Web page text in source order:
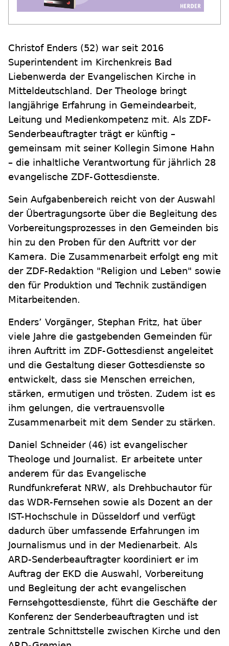
Christof Enders (52) war seit 2016
Superintendent im Kirchenkreis Bad
Liebenwerda der Evangelischen Kirche in
Mitteldeutschland. Der Theologe bringt
langjährige Erfahrung in Gemeindearbeit,
Leitung und Medienkompetenz mit. Als ZDF-
Senderbeauftragter trägt er künftig –
gemeinsam mit seiner Kollegin Simone Hahn
– die inhaltliche Verantwortung für jährlich 28
evangelische ZDF-Gottesdienste.
Sein Aufgabenbereich reicht von der Auswahl
der Übertragungsorte über die Begleitung des
Vorbereitungsprozesses in den Gemeinden bis
hin zu den Proben für den Auftritt vor der
Kamera. Die Zusammenarbeit erfolgt eng mit
der ZDF-Redaktion "Religion und Leben" sowie
den für Produktion und Technik zuständigen
Mitarbeitenden.
Enders’ Vorgänger, Stephan Fritz, hat über
viele Jahre die gastgebenden Gemeinden für
ihren Auftritt im ZDF-Gottesdienst angeleitet
und die Gestaltung dieser Gottesdienste so
entwickelt, dass sie Menschen erreichen,
stärken, ermutigen und trösten. Zudem ist es
ihm gelungen, die vertrauensvolle
Zusammenarbeit mit dem Sender zu stärken.
Daniel Schneider (46) ist evangelischer
Theologe und Journalist. Er arbeitete unter
anderem für das Evangelische
Rundfunkreferat NRW, als Drehbuchautor für
das WDR-Fernsehen sowie als Dozent an der
IST-Hochschule in Düsseldorf und verfügt
dadurch über umfassende Erfahrungen im
Journalismus und in der Medienarbeit. Als
ARD-Senderbeauftragter koordiniert er im
Auftrag der EKD die Auswahl, Vorbereitung
und Begleitung der acht evangelischen
Fernsehgottesdienste, führt die Geschäfte der
Konferenz der Senderbeauftragten und ist
zentrale Schnittstelle zwischen Kirche und den